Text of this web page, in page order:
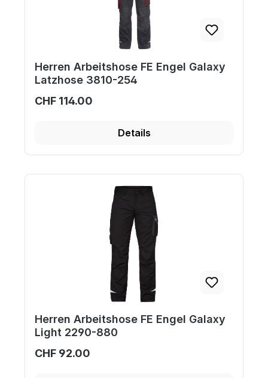
Herren Arbeitshose FE Engel Galaxy
Latzhose 3810-254
CHF 114.00
Details
Herren Arbeitshose FE Engel Galaxy
Light 2290-880
CHF 92.00